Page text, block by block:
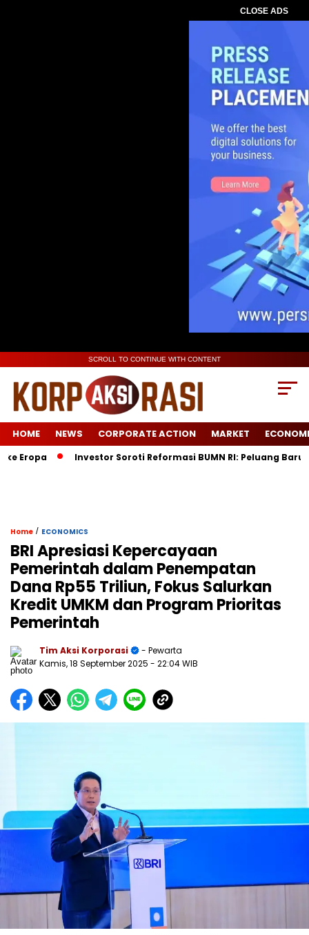
CLOSE ADS
SCROLL TO CONTINUE WITH CONTENT
HOME NEWS CORPORATE ACTION MARKET
Investor Soroti Reformasi BUMN RI: Peluang Baru
Home / ECONOMICS
BRI Apresiasi Kepercayaan
Pemerintah dalam Penempatan
Dana Rp55 Triliun, Fokus Salurkan
Kredit UMKM dan Program Prioritas
Pemerintah
Tim Aksi Korporasi
- Pewarta
Kamis, 18 September 2025 - 22:04 WIB